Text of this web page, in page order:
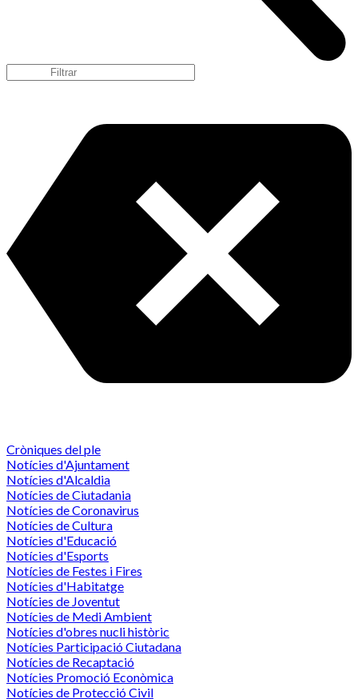
Cròniques del ple
Notícies d'Ajuntament
Notícies d'Alcaldia
Notícies de Ciutadania
Notícies de Coronavirus
Notícies de Cultura
Notícies d'Educació
Notícies d'Esports
Notícies de Festes i Fires
Notícies d'Habitatge
Notícies de Joventut
Notícies de Medi Ambient
Notícies d'obres nucli històric
Notícies Participació Ciutadana
Notícies de Recaptació
Notícies Promoció Econòmica
Notícies de Protecció Civil